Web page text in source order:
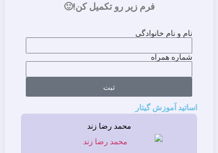
فرم زیر رو تکمیل کن!🙂
نام و نام خانوادگی
شماره همراه
ثبت
اساتید آموزش گیتار
محمد رضا زند